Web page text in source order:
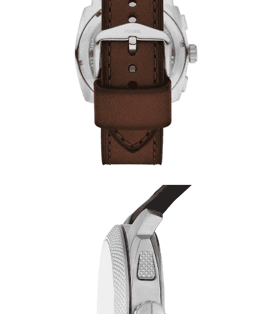
請求用戶進行身份認證。
５．嚴禁一人註冊多個帳號或使用他人資訊註冊。若發現惡意使用之情形，
恩沛科技股份有限公司將有權停止該用戶之使用額度並採取法律行動。